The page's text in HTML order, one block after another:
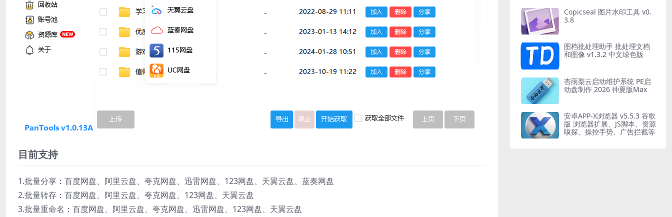
目前支持
1.批量分享：百度网盘、阿里云盘、夸克网盘、迅雷网盘、123网盘、天翼云盘、蓝奏网盘
2.批量转存：百度网盘、阿里云盘、夸克网盘、123网盘、天翼云盘
3.批量重命名：百度网盘、阿里云盘、夸克网盘、迅雷网盘、123网盘、天翼云盘
Copicseal 图片水印工具 v0.
3.8
图档批处理助手 批处理文档
和图像 v1.3.2 中文绿色版
杏雨梨云启动维护系统 PE启
动盘制作 2026 仲夏版Max
安卓APP-X浏览器 v5.5.3 谷歌
版 浏览器扩展、JS脚本、资源
嗅探、操控手势、广告拦截等